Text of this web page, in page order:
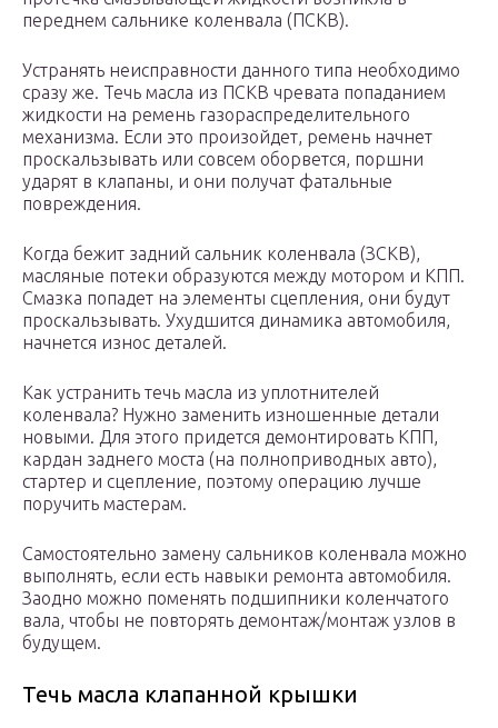
переднем сальнике коленвала (ПСКВ).
Устранять неисправности данного типа необходимо
сразу же. Течь масла из ПСКВ чревата попаданием
жидкости на ремень газораспределительного
механизма. Если это произойдет, ремень начнет
проскальзывать или совсем оборвется, поршни
ударят в клапаны, и они получат фатальные
повреждения.
Когда бежит задний сальник коленвала (ЗСКВ),
масляные потеки образуются между мотором и КПП.
Смазка попадет на элементы сцепления, они будут
проскальзывать. Ухудшится динамика автомобиля,
начнется износ деталей.
Как устранить течь масла из уплотнителей
коленвала? Нужно заменить изношенные детали
новыми. Для этого придется демонтировать КПП,
кардан заднего моста (на полноприводных авто),
стартер и сцепление, поэтому операцию лучше
поручить мастерам.
Самостоятельно замену сальников коленвала можно
выполнять, если есть навыки ремонта автомобиля.
Заодно можно поменять подшипники коленчатого
вала, чтобы не повторять демонтаж/монтаж узлов в
будущем.
Течь масла клапанной крышки